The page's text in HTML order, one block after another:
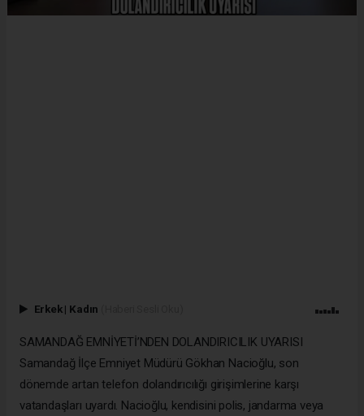
Erkek | Kadın
SAMANDAĞ EMNİYETİ’NDEN DOLANDIRICILIK UYARISI
Samandağ İlçe Emniyet Müdürü Gökhan Nacioğlu, son
dönemde artan telefon dolandırıcılığı girişimlerine karşı
vatandaşları uyardı. Nacioğlu, kendisini polis, jandarma veya